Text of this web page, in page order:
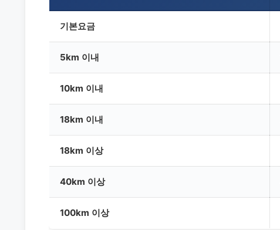
기본요금
5km 이내
10km 이내
18km 이내
18km 이상
40km 이상
100km 이상